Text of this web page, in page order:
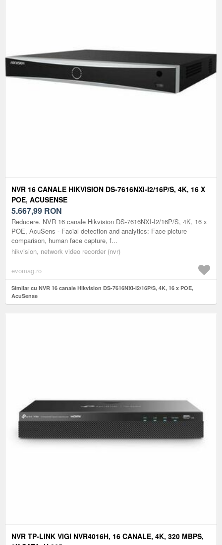
NVR 16 CANALE HIKVISION DS-7616NXI-I2/16P/S, 4K, 16 X
POE, ACUSENSE
5.667,99 RON
Reducere. NVR 16 canale Hikvision DS-7616NXI-I2/16P/S, 4K, 16 x
POE, AcuSens - Facial detection and analytics: Face picture
comparison, human face capture, f...
hikvision, network video recorder (nvr)
evomag.ro
Similar cu NVR 16 canale Hikvision DS-7616NXI-I2/16P/S, 4K, 16 x POE,
AcuSense
NVR TP-LINK VIGI NVR4016H, 16 CANALE, 4K, 320 MBPS,